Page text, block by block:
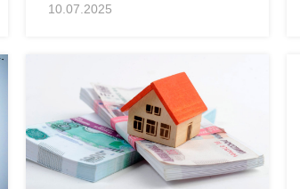
10.07.2025